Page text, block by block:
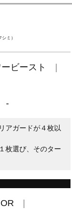
シミ）
ービースト
-
アガードが４枚以
枚選び、そのター
OR